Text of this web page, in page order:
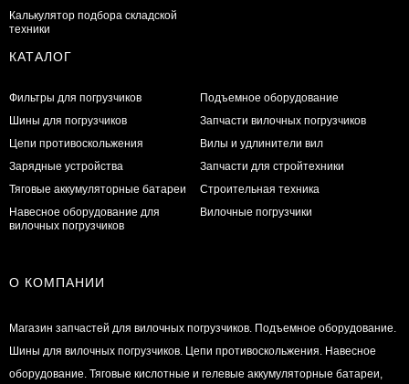
Калькулятор подбора складской
техники
КАТАЛОГ
Фильтры для погрузчиков
Шины для погрузчиков
Цепи противоскольжения
Зарядные устройства
Тяговые аккумуляторные батареи
Навесное оборудование для
вилочных погрузчиков
Подъемное оборудование
Запчасти вилочных погрузчиков
Вилы и удлинители вил
Запчасти для стройтехники
Строительная техника
Вилочные погрузчики
О КОМПАНИИ
Магазин запчастей для вилочных погрузчиков. Подъемное оборудование.
Шины для вилочных погрузчиков. Цепи противоскольжения. Навесное
оборудование. Тяговые кислотные и гелевые аккумуляторные батареи,